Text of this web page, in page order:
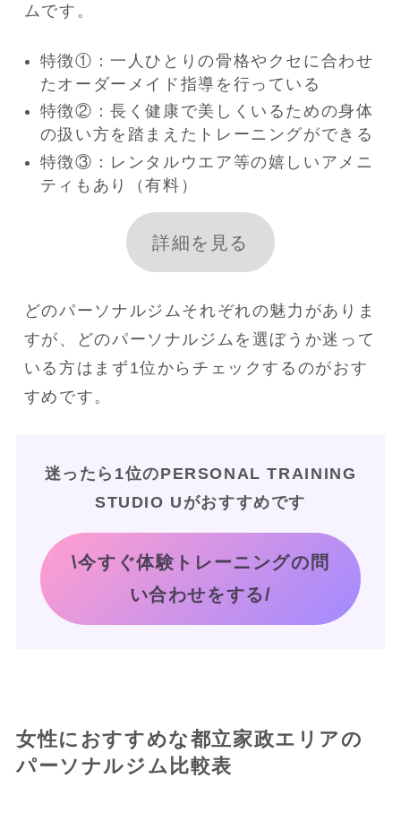
ムです。
特徴①：一人ひとりの骨格やクセに合わせ
たオーダーメイド指導を行っている
特徴②：長く健康で美しくいるための身体
の扱い方を踏まえたトレーニングができる
特徴③：レンタルウエア等の嬉しいアメニ
ティもあり（有料）
詳細を見る
どのパーソナルジムそれぞれの魅力がありま
すが、どのパーソナルジムを選ぼうか迷って
いる方はまず1位からチェックするのがおす
すめです。
迷ったら1位のPERSONAL TRAINING
STUDIO Uがおすすめです
\今すぐ体験トレーニングの問
い合わせをする/
女性におすすめな都立家政エリアの
パーソナルジム比較表